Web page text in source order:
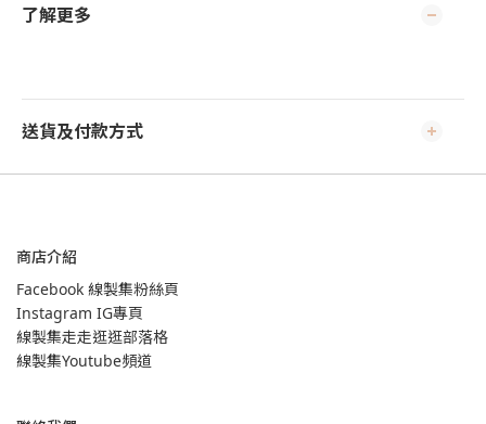
了解更多
送貨及付款方式
商店介紹
Facebook 線製集粉絲頁
Instagram IG專頁
線製集走走逛逛部落格
線製集Youtube頻道